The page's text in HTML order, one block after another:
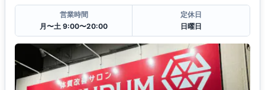
営業時間
月〜土 9:00〜20:00
定休日
日曜日